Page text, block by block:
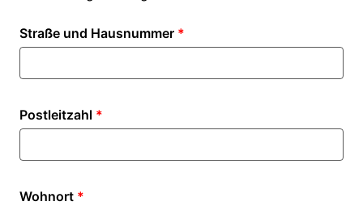
Straße und Hausnummer *
Postleitzahl *
Wohnort *